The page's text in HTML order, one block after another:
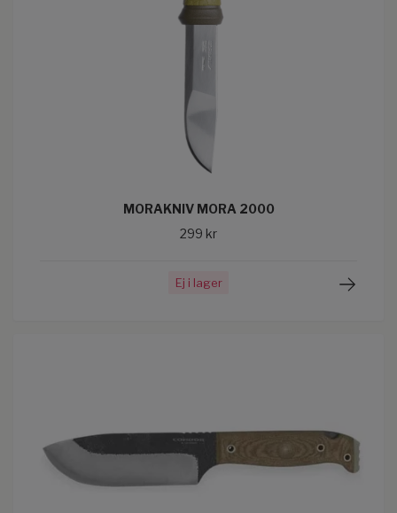
MORAKNIV MORA 2000
299 kr
Ej i lager